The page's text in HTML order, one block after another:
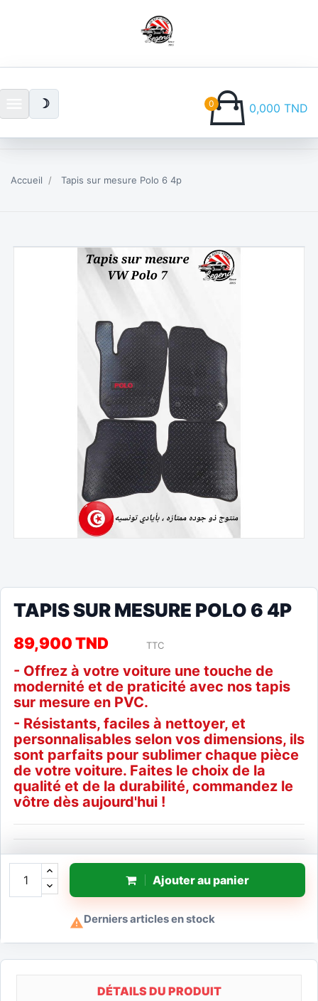
☽ 0,000 TND
0
Accueil Tapis sur mesure Polo 6 4p
TAPIS SUR MESURE POLO 6 4P
89,900 TND TTC
- Offrez à votre voiture une touche de
modernité et de praticité avec nos tapis
sur mesure en PVC.
- Résistants, faciles à nettoyer, et
personnalisables selon vos dimensions, ils
sont parfaits pour sublimer chaque pièce
de votre voiture. Faites le choix de la
qualité et de la durabilité, commandez le
vôtre dès aujourd'hui !
Ajouter au panier
Derniers articles en stock
DÉTAILS DU PRODUIT